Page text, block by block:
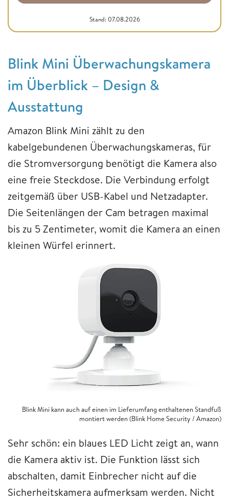
Stand: 07.08.2026
Blink Mini Überwachungskamera
im Überblick – Design &
Ausstattung
Amazon Blink Mini zählt zu den
kabelgebundenen Überwachungskameras, für
die Stromversorgung benötigt die Kamera also
eine freie Steckdose. Die Verbindung erfolgt
zeitgemäß über USB-Kabel und Netzadapter.
Die Seitenlängen der Cam betragen maximal
bis zu 5 Zentimeter, womit die Kamera an einen
kleinen Würfel erinnert.
Blink Mini kann auch auf einen im Lieferumfang enthaltenen Standfuß
montiert werden (Blink Home Security / Amazon)
Sehr schön: ein blaues LED Licht zeigt an, wann
die Kamera aktiv ist. Die Funktion lässt sich
abschalten, damit Einbrecher nicht auf die
Sicherheitskamera aufmerksam werden. Nicht